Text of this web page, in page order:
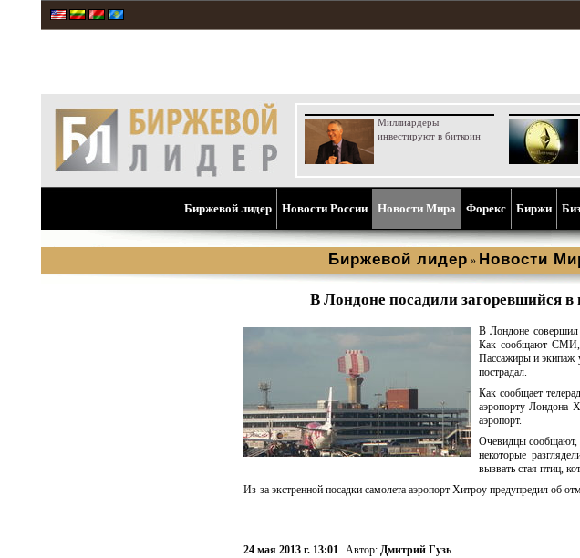
Миллиардеры
инвестируют в биткоин
Биржевой лидер Новости России Новости Мира Форекс Биржи
Биржевой лидер » Новости
В Лондоне посадили загоревшийся в
В Лондоне совершил
Как сообщают СМИ,
Пассажиры и экипаж
пострадал.
Как сообщает
аэропорту Лондона
аэропорт.
Очевидцы сообщают,
некоторые
вызвать стая птиц,
Из-за экстренной посадки самолета аэропорт Хитроу предупредил об
24 мая 2013 г. 13:01 Автор: Дмитрий Гузь